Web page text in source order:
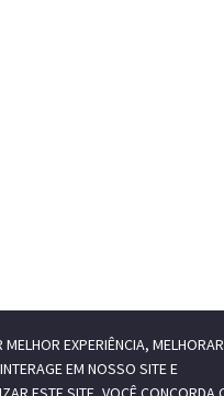
EXPERIÊNCIA,
EM NOSSO SITE E